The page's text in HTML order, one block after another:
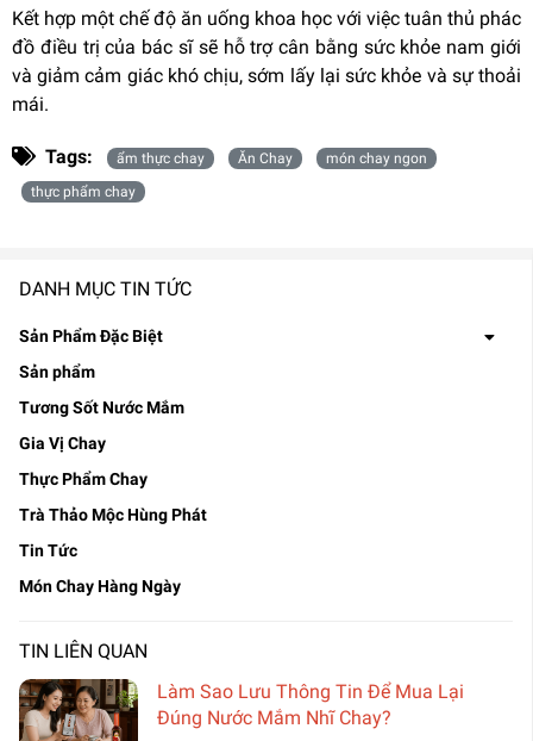
DANH MỤC TIN TỨC
Sản Phẩm Đặc Biệt
Sản phẩm
Tương Sốt Nước Mắm
Gia Vị Chay
Thực Phẩm Chay
Trà Thảo Mộc Hùng Phát
Tin Tức
Món Chay Hàng Ngày
TIN LIÊN QUAN
Làm Sao Lưu Thông Tin Để Mua Lại
Đúng Nước Mắm Nhĩ Chay?
Kết hợp một chế độ ăn uống khoa học với việc tuân thủ phác
đồ điều trị của bác sĩ sẽ hỗ trợ cân bằng sức khỏe nam giới
và giảm cảm giác khó chịu, sớm lấy lại sức khỏe và sự thoải
mái.
Tags: ẩm thực chay Ăn Chay
món chay ngon
thực phẩm chay